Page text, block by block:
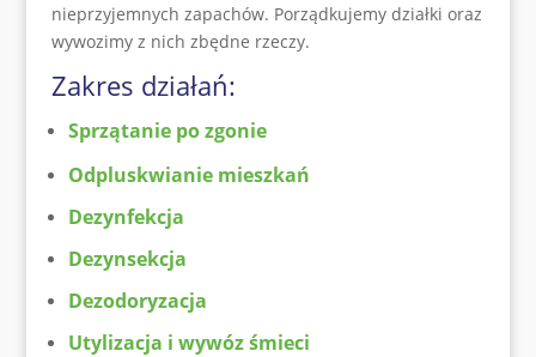
nieprzyjemnych zapachów. Porządkujemy działki oraz
wywozimy z nich zbędne rzeczy.
Zakres działań:
Sprzątanie po zgonie
Odpluskwianie mieszkań
Dezynfekcja
Dezynsekcja
Dezodoryzacja
Utylizacja i wywóz śmieci